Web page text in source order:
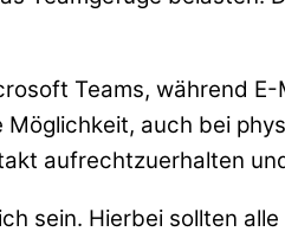
Teams, während
auch bei
aufrechtzuerhalten
sein. Hierbei sollten